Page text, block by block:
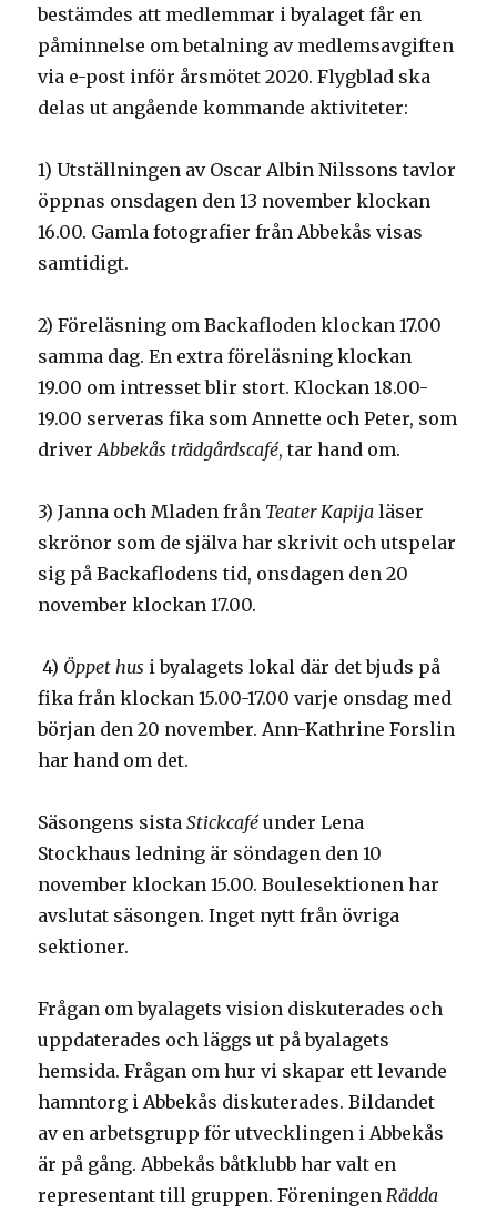
bestämdes att medlemmar i byalaget får en
påminnelse om betalning av medlemsavgiften
via e-post inför årsmötet 2020. Flygblad ska
delas ut angående kommande aktiviteter:
1) Utställningen av Oscar Albin Nilssons tavlor
öppnas onsdagen den 13 november klockan
16.00. Gamla fotografier från Abbekås visas
samtidigt.
2) Föreläsning om Backafloden klockan 17.00
samma dag. En extra föreläsning klockan
19.00 om intresset blir stort. Klockan 18.00-
19.00 serveras fika som Annette och Peter, som
driverAbbekås trädgårdscafé, tar hand om.
3) Janna och Mladen från Teater Kapijaläser
skrönor som de själva har skrivit och utspelar
sig på Backaflodens tid, onsdagen den 20
november klockan 17.00.
4) Öppet hus i byalagets lokal där det bjuds på
fika från klockan 15.00-17.00 varje onsdag med
början den 20 november. Ann-Kathrine Forslin
har hand om det.
Säsongens sistaStickcaféunder Lena
Stockhaus ledning är söndagen den 10
november klockan 15.00. Boulesektionen har
avslutat säsongen. Inget nytt från övriga
sektioner.
Frågan om byalagets vision diskuterades och
uppdaterades och läggs ut på byalagets
hemsida. Frågan om hur vi skapar ett levande
hamntorg i Abbekås diskuterades. Bildandet
av en arbetsgrupp för utvecklingen i Abbekås
är på gång. Abbekås båtklubb har valt en
representant till gruppen. FöreningenRädda